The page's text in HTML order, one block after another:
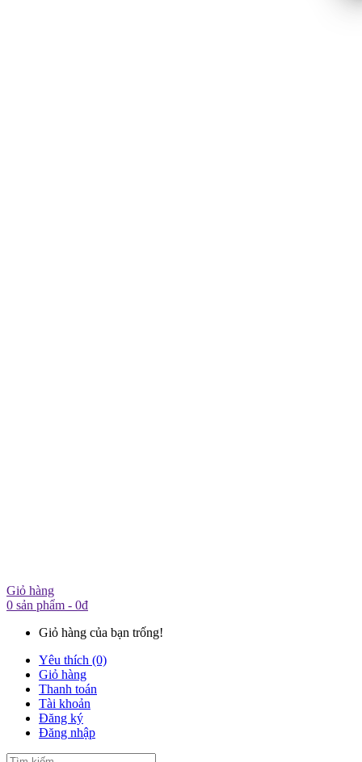
Giỏ hàng
0 sản phẩm - 0đ
Giỏ hàng của bạn trống!
Yêu thích (0)
Giỏ hàng
Thanh toán
Tài khoản
Đăng ký
Đăng nhập